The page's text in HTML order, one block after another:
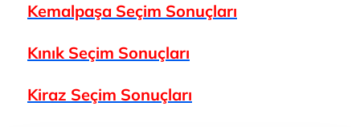
Kemalpaşa Seçim Sonuçları
Kınık Seçim Sonuçları
Kiraz Seçim Sonuçları